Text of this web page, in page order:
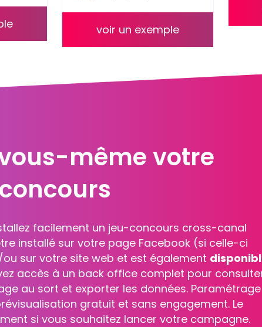
voir un exemple
la réalisation à
en charge la conception de votre jeu-
un rapide cahier des charges afin que notre
conception de votre jeu-concours. Cette offre
visuels par notre graphiste,le paramétrage
(devant respecter les fonctionnalités de notre
un accès complet au back office.
Contactez-nouspour plus d'informations.